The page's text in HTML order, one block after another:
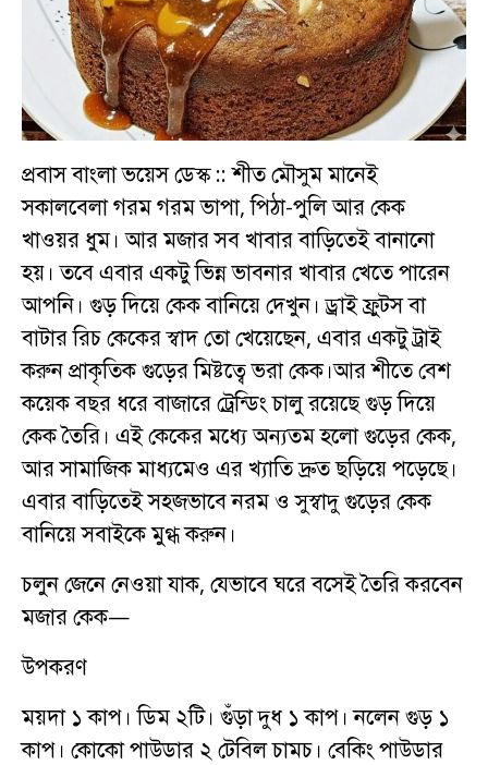
প্রবাস বাংলা ভয়েস ডেস্ক :: শীত মৌসুম মানেই
সকালবেলা গরম গরম ভাপা, পিঠা-পুলি আর কেক
খাওয়র ধুম। আর মজার সব খাবার বাড়িতেই বানানো
হয়। তবে এবার একটু ভিন্ন ভাবনার খাবার খেতে পারেন
আপনি। গুড় দিয়ে কেক বানিয়ে দেখুন। ড্রাই ফ্রুটস বা
বাটার রিচ কেকের স্বাদ তো খেয়েছেন, এবার একটু ট্রাই
করুন প্রাকৃতিক গুড়ের মিষ্টত্বে ভরা কেক।আর শীতে বেশ
কয়েক বছর ধরে বাজারে ট্রেন্ডিং চালু রয়েছে গুড় দিয়ে
কেক তৈরি। এই কেকের মধ্যে অন্যতম হলো গুড়ের কেক,
আর সামাজিক মাধ্যমেও এর খ্যাতি দ্রুত ছড়িয়ে পড়েছে।
এবার বাড়িতেই সহজভাবে নরম ও সুস্বাদু গুড়ের কেক
বানিয়ে সবাইকে মুগ্ধ করুন।
চলুন জেনে নেওয়া যাক, যেভাবে ঘরে বসেই তৈরি করবেন
মজার কেক—
উপকরণ
ময়দা ১ কাপ। ডিম ২টি। গুঁড়া দুধ ১ কাপ। নলেন গুড় ১
কাপ। কোকো পাউডার ২ টেবিল চামচ। বেকিং পাউডার